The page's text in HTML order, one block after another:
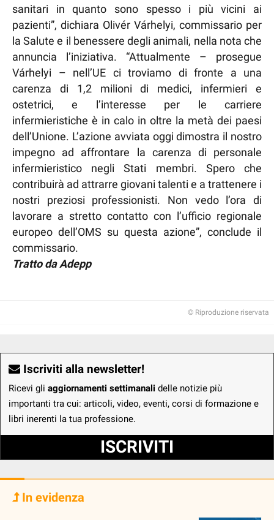
sanitari in quanto sono spesso i più vicini ai
pazienti”, dichiara Olivér Várhelyi, commissario per
la Salute e il benessere degli animali, nella nota che
annuncia l’iniziativa. “Attualmente – prosegue
Várhelyi – nell’UE ci troviamo di fronte a una
carenza di 1,2 milioni di medici, infermieri e
ostetrici, e l’interesse per le carriere
infermieristiche è in calo in oltre la metà dei paesi
dell’Unione. L’azione avviata oggi dimostra il nostro
impegno ad affrontare la carenza di personale
infermieristico negli Stati membri. Spero che
contribuirà ad attrarre giovani talenti e a trattenere i
nostri preziosi professionisti. Non vedo l’ora di
lavorare a stretto contatto con l’ufficio regionale
europeo dell’OMS su questa azione”, conclude il
commissario.
Tratto da Adepp
© Riproduzione riservata
Iscriviti alla newsletter!
Ricevi gli aggiornamenti settimanali delle notizie più
importanti tra cui: articoli, video, eventi, corsi di formazione e
libri inerenti la tua professione.
ISCRIVITI
In evidenza